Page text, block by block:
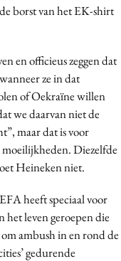
borst van het EK-shirt
en officieus zeggen dat
ze in dat
of Oekraïne willen
we daarvan niet de
maar dat is voor
Diezelfde
Heineken niet.
heeft speciaal voor
het leven geroepen die
ambush in en rond de
gedurende